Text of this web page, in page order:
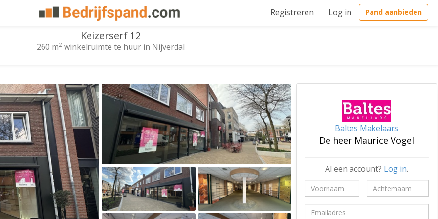
Registreren Log in Pand aanbieden
Keizerserf 12
260 m2winkelruimte te huur in Nijverdal
Baltes Makelaars
De heer Maurice Vogel
Al een account? Log in.